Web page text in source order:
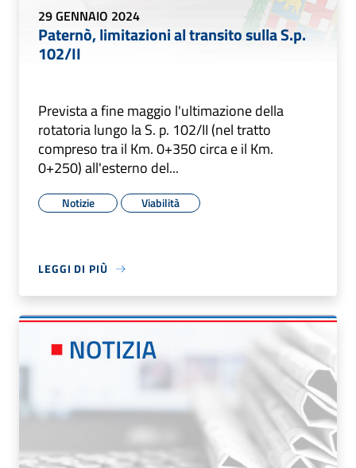
29 GENNAIO 2024
Paternò, limitazioni al transito sulla S.p.
102/II
Prevista a fine maggio l'ultimazione della
rotatoria lungo la S. p. 102/II (nel tratto
compreso tra il Km. 0+350 circa e il Km.
0+250) all'esterno del...
Notizie Viabilità
LEGGI DI PIÙ